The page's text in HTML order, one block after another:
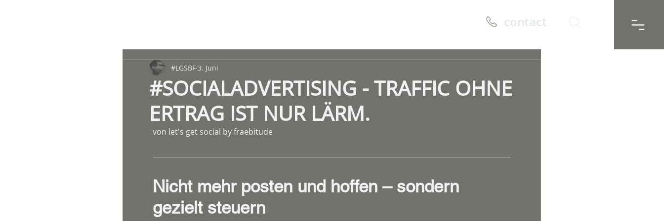
contact
#SOCIALADVERTISING - TRAFFIC OHNE
ERTRAG IST NUR LÄRM.
#LGSBF 3. Juni
von let's get social by fraebitude
Nicht mehr posten und hoffen – sondern
gezielt steuern